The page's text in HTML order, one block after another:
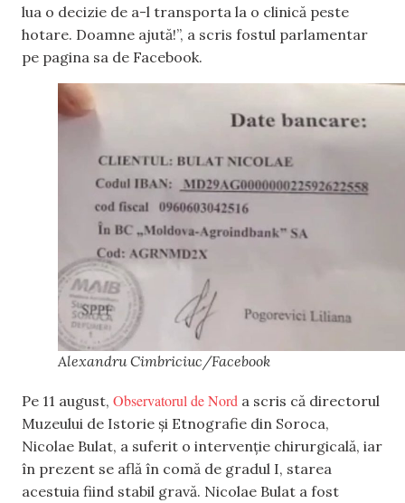
lua o decizie de a-l transporta la o clinică peste
hotare. Doamne ajută!”, a scris fostul parlamentar
pe pagina sa de Facebook.
Alexandru Cimbriciuc/Facebook
Pe 11 august, Observatorul de Nord a scris că directorul
Muzeului de Istorie și Etnografie din Soroca,
Nicolae Bulat, a suferit o intervenție chirurgicală, iar
în prezent se află în comă de gradul I, starea
acestuia fiind stabil gravă. Nicolae Bulat a fost